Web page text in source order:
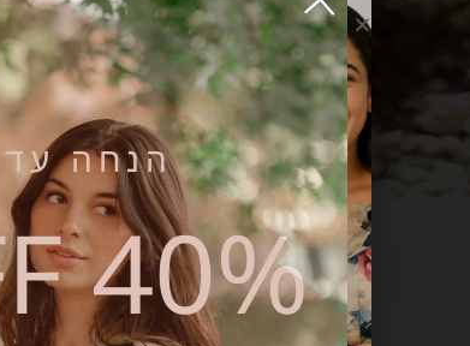
מק"ט:אין מידע קטגוריות: חדש, שמלות הנקה,
הנחה עד
40% OFF